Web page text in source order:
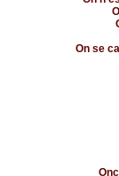
On se